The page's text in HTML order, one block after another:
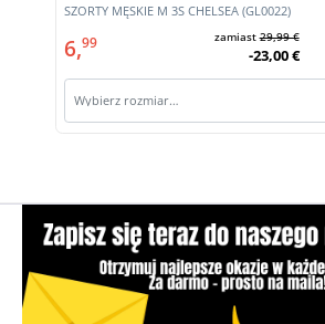
SZORTY MĘSKIE M 3S CHELSEA (GL0022)
6,99 zamiast29,99 €
-23,00 €
Wybierz rozmiar…